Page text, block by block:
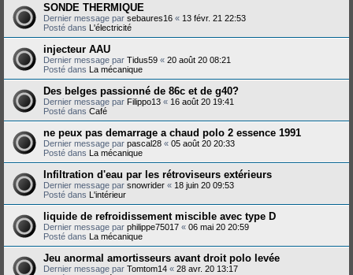
SONDE THERMIQUE
Dernier message par sebaures16 « 13 févr. 21 22:53
Posté dans L'électricité
injecteur AAU
Dernier message par Tidus59 « 20 août 20 08:21
Posté dans La mécanique
Des belges passionné de 86c et de g40?
Dernier message par Filippo13 « 16 août 20 19:41
Posté dans Café
ne peux pas demarrage a chaud polo 2 essence 1991
Dernier message par pascal28 « 05 août 20 20:33
Posté dans La mécanique
Infiltration d'eau par les rétroviseurs extérieurs
Dernier message par snowrider « 18 juin 20 09:53
Posté dans L'intérieur
liquide de refroidissement miscible avec type D
Dernier message par philippe75017 « 06 mai 20 20:59
Posté dans La mécanique
Jeu anormal amortisseurs avant droit polo levée
Dernier message par Tomtom14 « 28 avr. 20 13:17